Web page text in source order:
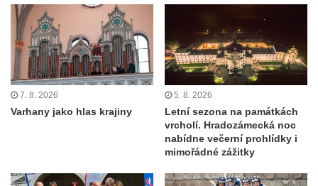
7. 8. 2026
Varhany jako hlas krajiny
5. 8. 2026
Letní sezona na památkách
vrcholí. Hradozámecká noc
nabídne večerní prohlídky i
mimořádné zážitky